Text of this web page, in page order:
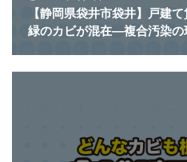
【静岡県袋井市袋井】戸建
緑のカビが混在―複合汚染の